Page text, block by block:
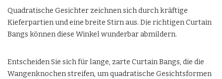
Quadratische Gesichter zeichnen sich durch kräftige
Kieferpartien und eine breite Stirn aus. Die richtigen Curtain
Bangs können diese Winkel wunderbar abmildern.
Entscheiden Sie sich für lange, zarte Curtain Bangs, die die
Wangenknochen streifen, um quadratische Gesichtsformen